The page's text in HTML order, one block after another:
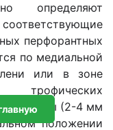
определяют
перфорантных
по медиальной
или в зоне
трофических
вены (2-4 мм
положении